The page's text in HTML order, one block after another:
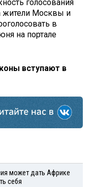
голосования
жители Москвы и
в
на портале
вступают в
может дать Африке
себя